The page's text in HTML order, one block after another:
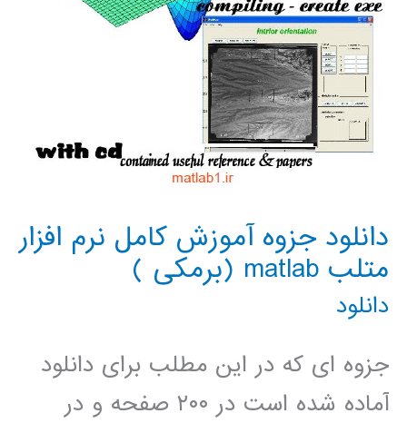
دانلود جزوه آموزش کامل نرم افزار
متلب matlab (برمکی )
دانلود
جزوه ای که در این مطلب برای دانلود
آماده شده است در ۲۰۰ صفحه و در